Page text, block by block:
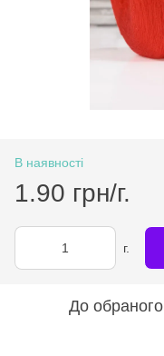
В наявності
1.90 грн/г.
г.
До обраного